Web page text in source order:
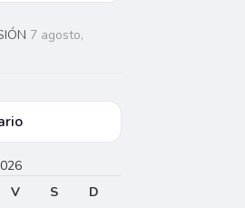
7 agosto,
V S
D